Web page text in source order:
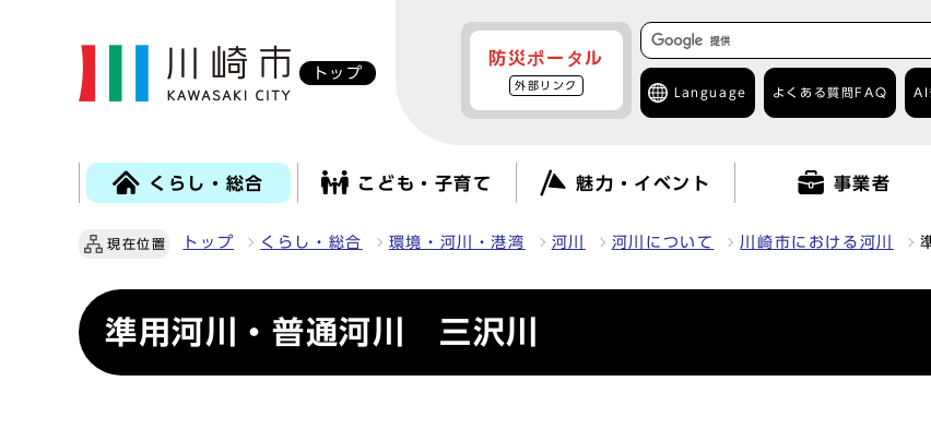
トップ
防災ポータル
外部リンク
Language よくある質問 FAQ AI
くらし・総合 こども・子育て 魅力・イベント 事業者
現在位置 トップ くらし・総合 環境・河川・港湾 河川 河川について 川崎市における河川
準用河川・普通河川 三沢川